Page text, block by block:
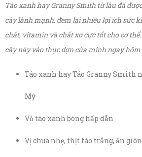
Táo xanh hay Granny Smith từ lâu đã
cây lành mạnh, đem lại nhiều lợi ích sức
chất, vitamin và chất xơ cực tốt cho cơ
cây này vào thực đợn của mình ngay hôm
Táo xanh hay Táo Granny Smith
Mỹ
Vỏ táo xanh bóng hấp dẫn
Vị chua nhẹ, thịt táo trắng, ăn